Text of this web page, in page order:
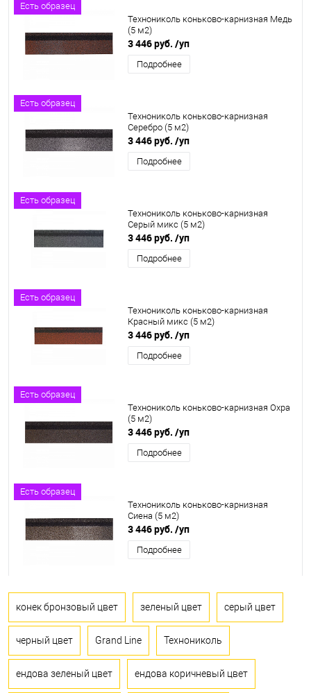
Есть образец
Технониколь коньково-карнизная Медь
(5 м2)
3 446 руб. /уп
Подробнее
Есть образец
Технониколь коньково-карнизная
Серебро (5 м2)
3 446 руб. /уп
Подробнее
Есть образец
Технониколь коньково-карнизная
Серый микс (5 м2)
3 446 руб. /уп
Подробнее
Есть образец
Технониколь коньково-карнизная
Красный микс (5 м2)
3 446 руб. /уп
Подробнее
Есть образец
Технониколь коньково-карнизная Охра
(5 м2)
3 446 руб. /уп
Подробнее
Есть образец
Технониколь коньково-карнизная
Сиена (5 м2)
3 446 руб. /уп
Подробнее
конек бронзовый цвет зеленый цвет серый цвет
черный цвет Grand Line Технониколь
ендова зеленый цвет ендова коричневый цвет